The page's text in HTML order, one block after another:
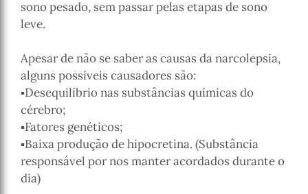
sono pesado, sem passar pelas etapas de sono
leve.
Apesar de não se saber as causas da narcolepsia,
alguns possíveis causadores são:
▪️Desequilíbrio nas substâncias químicas do
cérebro;
▪️Fatores genéticos;
▪️Baixa produção de hipocretina. (Substância
responsável por nos manter acordados durante o
dia)